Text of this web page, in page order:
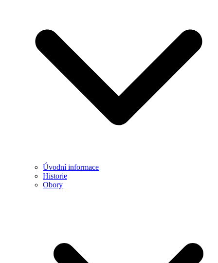
Úvodní informace
Historie
Obory